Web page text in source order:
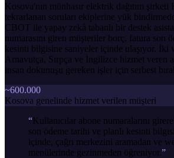
Kosova'nın münhasır elektrik dağıtım şirketi
tekrarlanan soruları ekiplerine yük
CBOT ile yapay zekâ tabanlı bir destek
numarasını giren müşteriler borç, fatura son
kesinti bilgisine saniyeler içinde ulaşıyor. İki
Arnavutça, Sırpça ve İngilizce hizmet veren
insan dokunuşu gereken işler için serbest
~600.000
Kosova genelinde hizmet verilen müşteri
“Kullanıcılar abone numaralarını
son ödeme tarihi ve planlı kesinti
içinde, çağrı merkezini aramadan ve
menülerinde gezinmeden öğreniyor.”